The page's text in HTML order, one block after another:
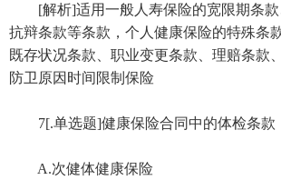
[解析]适用一般人寿保险的宽限期条款
抗辩条款等条款，个人健康保险的特殊条
既存状况条款、职业变更条款、理赔条款
防卫原因时间限制保险
7[.单选题]健康保险合同中的体检条款
A.次健体健康保险